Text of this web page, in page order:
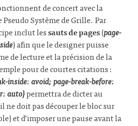
de concert avec la
Système de Grille. Par
inclut lessauts de pages(page-
) afin que le designer puisse
de lecture et la précision de la
pour de courtes citations :
inside: avoid; page-break-before:
auto}permettra de dicter au
ne doit pas découper le bloc sur
et d’imposer une pause avant la